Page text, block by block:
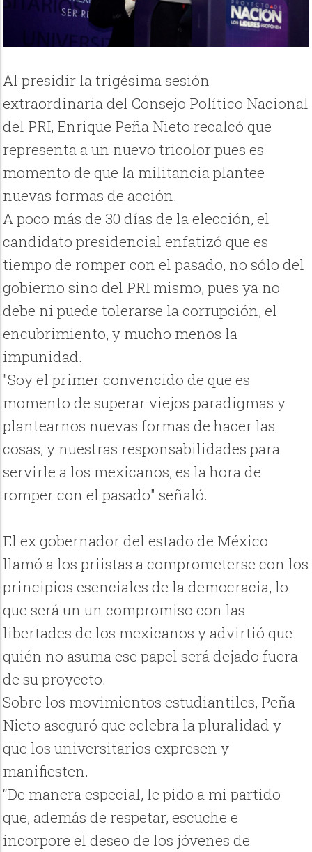
Al presidir la trigésima sesión
extraordinaria del Consejo Político Nacional
del PRI, Enrique Peña Nieto recalcó que
representa a un nuevo tricolor pues es
momento de que la militancia plantee
nuevas formas de acción.
A poco más de 30 días de la elección, el
candidato presidencial enfatizó que es
tiempo de romper con el pasado, no sólo del
gobierno sino del PRI mismo, pues ya no
debe ni puede tolerarse la corrupción, el
encubrimiento, y mucho menos la
impunidad.
"Soy el primer convencido de que es
momento de superar viejos paradigmas y
plantearnos nuevas formas de hacer las
cosas, y nuestras responsabilidades para
servirle a los mexicanos, es la hora de
romper con el pasado" señaló.
El ex gobernador del estado de México
llamó a los priistas a comprometerse con los
principios esenciales de la democracia, lo
que será un un compromiso con las
libertades de los mexicanos y advirtió que
quién no asuma ese papel será dejado fuera
de su proyecto.
Sobre los movimientos estudiantiles, Peña
Nieto aseguró que celebra la pluralidad y
que los universitarios expresen y
manifiesten.
“De manera especial, le pido a mi partido
que, además de respetar, escuche e
incorpore el deseo de los jóvenes de